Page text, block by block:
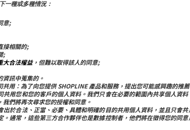
一種或多種情況：
意;
接相關的;
;
大合法權益，但難以取得該人的同意;
訊中蒐集的。
共用：為了向您提供 SHOPLINE 產品和服務，提出您可能感興趣的
共用您和您的客戶的個人資料。我們只會在必要的範圍內共享個人資
們將再次尋求您的授權和同意。
出於合法、正當、必要、具體和明確的目的共用個人資料，並且只會
。通常，這些第三方合作夥伴也是數據控制者，他們將在徵得您的同